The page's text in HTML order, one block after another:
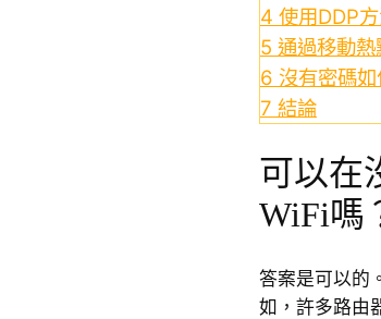
4 使用DDP
5 通過移動熱
6 沒有密碼
7 結論
可以在
WiFi嗎
答案是可以的
如，許多路由